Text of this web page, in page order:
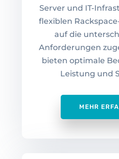
Server und IT-
flexiblen
auf die
Anforderungen
bieten optimale
Leistung und
MEHR